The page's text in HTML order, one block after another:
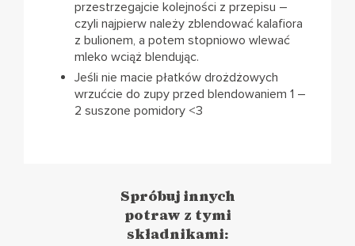
przestrzegajcie kolejności z przepisu –
czyli najpierw należy zblendować kalafiora
z bulionem, a potem stopniowo wlewać
mleko wciąż blendując.
Jeśli nie macie płatków drożdżowych
wrzućcie do zupy przed blendowaniem 1 –
2 suszone pomidory <3
Spróbuj innych
potraw z tymi
składnikami: